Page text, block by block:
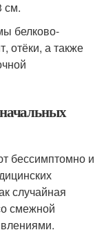
см.
белково-
отёки, а также
бессимптомно и
случайная
смежной